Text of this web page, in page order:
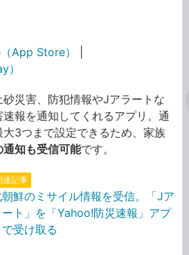
App Store）
災害、防犯情報やJアラートな
報を通知してくれるアプリ。通
3つまで設定できるため、家族
知も受信可能です。
連記事
鮮のミサイル情報を受信。「Jア
ート」を「Yahoo!防災速報」アプ
で受け取る